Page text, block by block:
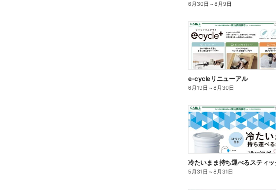
6月30日 ～8月9日
e-cycleリニューアル
6月19日 ～8月30日
5月31日 ～8月31日